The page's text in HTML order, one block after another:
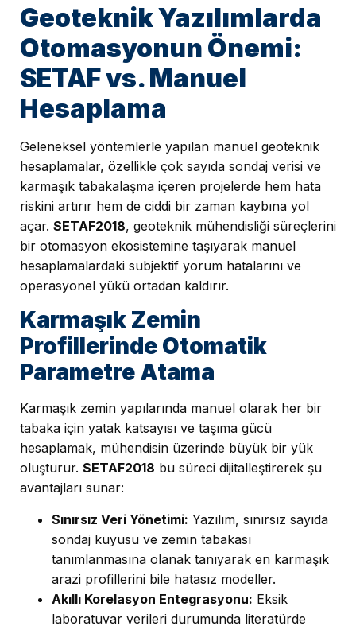
Geoteknik Yazılımlarda
Otomasyonun Önemi:
SETAF vs. Manuel
Hesaplama
Geleneksel yöntemlerle yapılan manuel geoteknik
hesaplamalar, özellikle çok sayıda sondaj verisi ve
karmaşık tabakalaşma içeren projelerde hem hata
riskini artırır hem de ciddi bir zaman kaybına yol
açar. SETAF2018, geoteknik mühendisliği süreçlerini
bir otomasyon ekosistemine taşıyarak manuel
hesaplamalardaki subjektif yorum hatalarını ve
operasyonel yükü ortadan kaldırır.
Karmaşık Zemin
Profillerinde Otomatik
Parametre Atama
Karmaşık zemin yapılarında manuel olarak her bir
tabaka için yatak katsayısı ve taşıma gücü
hesaplamak, mühendisin üzerinde büyük bir yük
oluşturur. SETAF2018 bu süreci dijitalleştirerek şu
avantajları sunar:
Sınırsız Veri Yönetimi: Yazılım, sınırsız sayıda
sondaj kuyusu ve zemin tabakası
tanımlanmasına olanak tanıyarak en karmaşık
arazi profillerini bile hatasız modeller.
Akıllı Korelasyon Entegrasyonu: Eksik
laboratuvar verileri durumunda literatürde